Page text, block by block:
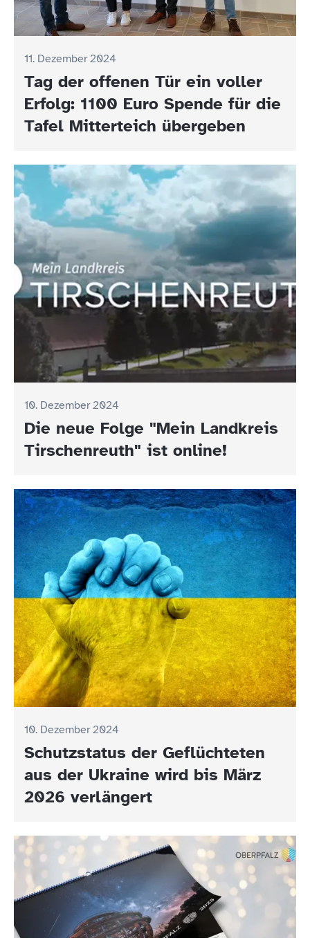
11. Dezember 2024
Tag der offenen Tür ein voller
Erfolg: 1100 Euro Spende für die
Tafel Mitterteich übergeben
10. Dezember 2024
Die neue Folge "Mein Landkreis
Tirschenreuth" ist online!
10. Dezember 2024
Schutzstatus der Geflüchteten
aus der Ukraine wird bis März
2026 verlängert